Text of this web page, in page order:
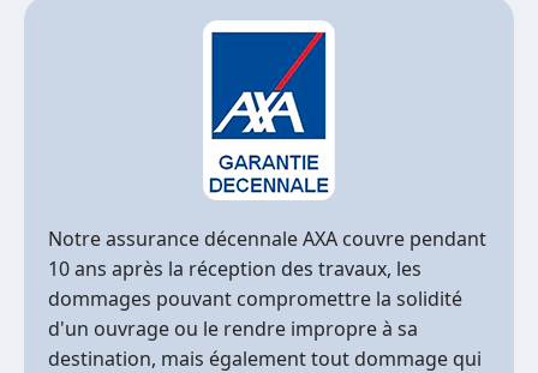
Notre assurance décennale AXA couvre pendant
10 ans après la réception des travaux, les
dommages pouvant compromettre la solidité
d'un ouvrage ou le rendre impropre à sa
destination, mais également tout dommage qui